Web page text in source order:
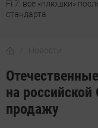
Fi 7: все «плюшки»
стандарта
Новости
на
продажу